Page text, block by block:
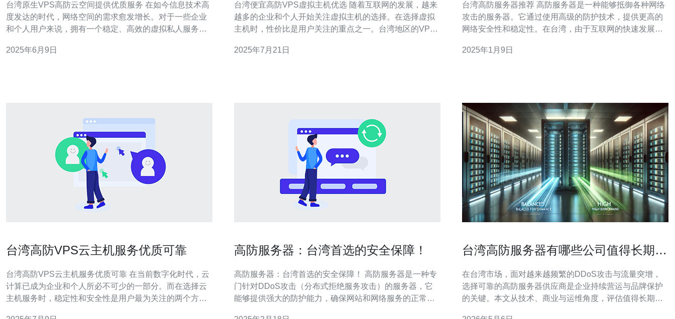
台湾原生VPS高防云空间提供优质服务 在如今信息技术高
度发达的时代，网络空间的需求愈发增长。对于一些企业
和个人用户来说，拥有一个稳定、高效的虚拟私人服务器
空间成为了许多用户的首选，因为其提供的优质服务和出
2025年6月9日
台湾便宜高防VPS虚拟主机优选 随着互联网的发展，越来
越多的企业和个人开始关注虚拟主机的选择。在选择虚拟
主机时，性价比是用户关注的重点之一。台湾地区的VPS
介绍台湾便宜高防VPS虚拟主机的优选方案。 台湾地区的
2025年7月21日
台湾高防服务器推荐 高防服务器是一种能够抵御各种网络
攻击的服务器。它通过使用高级的防护技术，提供更高的
网络安全性和稳定性。在台湾，由于互联网的快速发展和
务器。 台湾作为一个互联网发达的地区，拥有先进的网络
2025年1月9日
台湾高防VPS云主机服务优质可靠
台湾高防VPS云主机服务优质可靠 在当前数字化时代，云
计算已成为企业和个人所必不可少的一部分。而在选择云
主机服务时，稳定性和安全性是用户最为关注的两个方
高防服务器：台湾首选的安全保障！
高防服务器：台湾首选的安全保障！ 高防服务器是一种专
门针对DDoS攻击（分布式拒绝服务攻击）的服务器，它
能够提供强大的防护能力，确保网站和网络服务的正常运
台湾高防服务器有哪些公司值得长期合
在台湾市场，面对越来越频繁的DDoS攻击与流量突增，
选择可靠的高防服务器供应商是企业持续营运与品牌保护
的关键。本文从技术、商业与运维角度，评估值得长期合